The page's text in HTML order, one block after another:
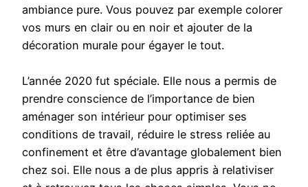
ambiance pure. Vous pouvez par exemple colorer
vos murs en clair ou en noir et ajouter de la
décoration murale pour égayer le tout.
L’année 2020 fut spéciale. Elle nous a permis de
prendre conscience de l’importance de bien
aménager son intérieur pour optimiser ses
conditions de travail, réduire le stress reliée au
confinement et être d’avantage globalement bien
chez soi. Elle nous a de plus appris à relativiser